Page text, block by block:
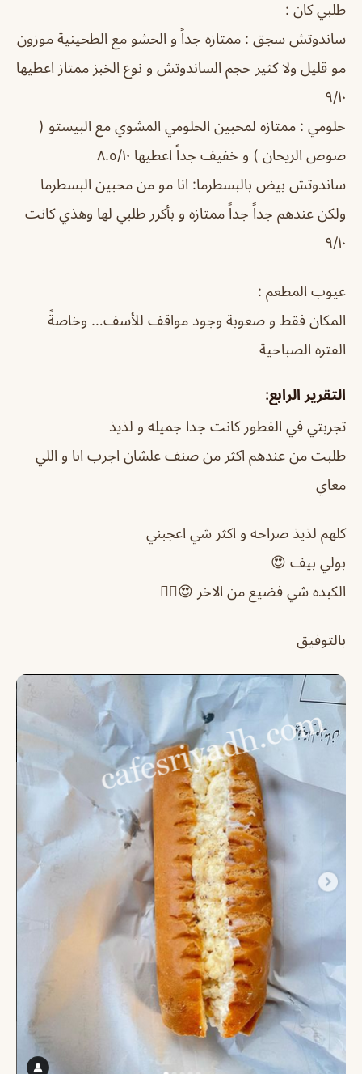
طلبي كان :
ساندوتش سجق : ممتازه جداً و الحشو مع الطحينية موزون
مو قليل ولا كثير حجم الساندوتش و نوع الخبز ممتاز اعطيها
٩/١٠
حلومي : ممتازه لمحبين الحلومي المشوي مع البيستو (
صوص الريحان ) و خفيف جداً اعطيها ٨.٥/١٠
ساندوتش بيض بالبسطرما: انا مو من محبين البسطرما
ولكن عندهم جداً جداً ممتازه و بأكرر طلبي لها وهذي كانت
٩/١٠
عيوب المطعم :
المكان فقط و صعوبة وجود مواقف للأسف… وخاصةً
الفتره الصباحية
التقرير الرابع:
تجربتي في الفطور كانت جدا جميله و لذيذ
طلبت من عندهم اكثر من صنف علشان اجرب انا و اللي
معاي
كلهم لذيذ صراحه و اكثر شي اعجبني
بولي بيف 😍
الكبده شي فضيع من الاخر 😍👍🏼
بالتوفيق